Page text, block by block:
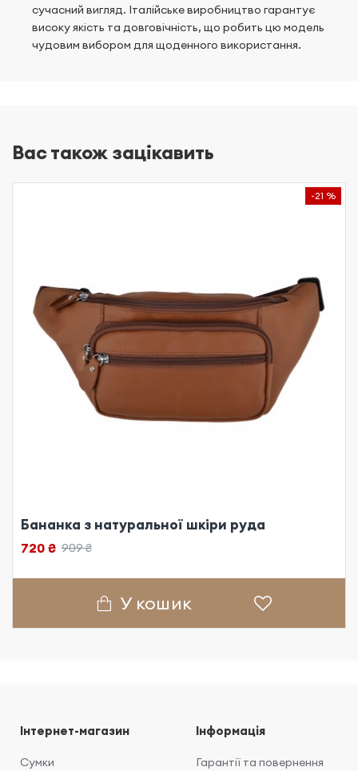
сучасний вигляд. Італійське виробництво гарантує
високу якість та довговічність, що робить цю модель
чудовим вибором для щоденного використання.
Вас також зацікавить
-21 %
Бананка з натуральної шкіри руда
720 ₴ 909 ₴
У кошик
Інтернет-магазин
Сумки
Інформація
Гарантії та повернення